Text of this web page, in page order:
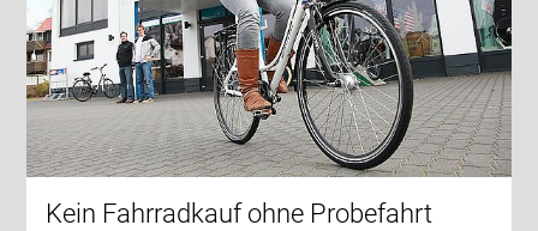
Kein Fahrradkauf ohne Probefahrt